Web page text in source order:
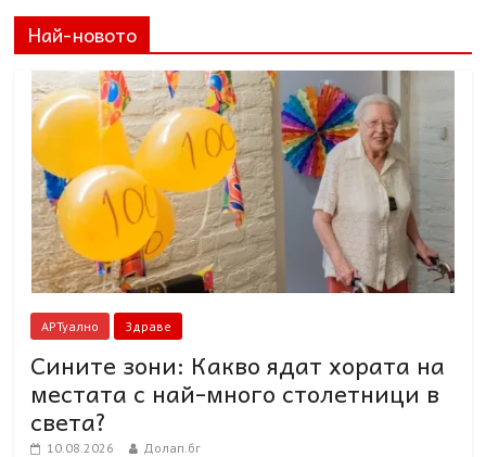
Най-новото
АРТуално Здраве
Сините зони: Какво ядат хората на
местата с най-много столетници в
света?
10.08.2026 Долап.бг